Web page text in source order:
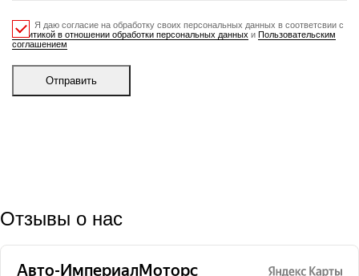
Я даю согласие на обработку своих персональных данных в соответсвии с
Политикой в отношении обработки персональных данных и Пользовательским
соглашением
Отправить
Отзывы о нас